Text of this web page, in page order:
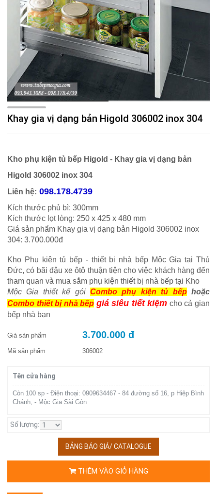
Khay gia vị dạng bản Higold 306002 inox 304
Kho phụ kiện tủ bếp Higold - Khay gia vị dạng bản
Higold 306002 inox 304
Liên hệ: 098.178.4739
Kích thước phủ bì: 300mm
Kích thước lọt lòng: 250 x 425 x 480 mm
Giá sản phẩm Khay gia vị dạng bản Higold 306002 inox
304: 3.700.000đ
Kho Phụ kiện tủ bếp - thiết bị nhà bếp Mộc Gia tại Thủ
Đức, có bãi đậu xe ôtô thuận tiện cho việc khách hàng đến
tham quan và mua sắm phụ kiện thiết bị nhà bếp tại Kho
Mộc Gia thiết kế gói Combo phụ kiện tủ bếphoặc
Combo thiết bị nhà bếp giá siêu tiết kiệm cho cả gian
bếp nhà bạn
Giá sản phẩm 3.700.000 đ
Mã sản phẩm 306002
Tên cửa hàng
Còn 100 sp - Điện thoại: 0909634467 - 84 đường số 16, p Hiệp Bình
Chánh, - Mộc Gia Sài Gòn
Số lượng:
BẢNG BÁO GIÁ/ CATALOGUE
THÊM VÀO GIỎ HÀNG